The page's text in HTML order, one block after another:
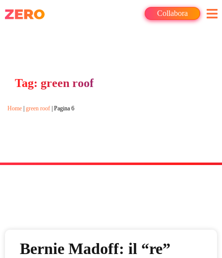
Collabora
Tag: green roof
Home green roof Pagina 6
Bernie Madoff: il “re”